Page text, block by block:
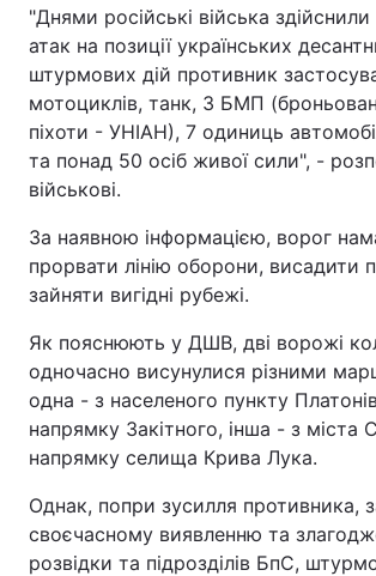
"Днями російські війська здійснили
атак на позиції українських
штурмових дій противник
мотоциклів, танк, 3 БМП
піхоти - УНІАН), 7 одиниць
та понад 50 осіб живої сили", -
військові.
За наявною інформацією, ворог
прорвати лінію оборони, висадити
зайняти вигідні рубежі.
Як пояснюють у ДШВ, дві ворожі
одночасно висунулися різними
одна - з населеного пункту
напрямку Закітного, інша - з міста
напрямку селища Крива Лука.
Однак, попри зусилля противника,
своєчасному виявленню та
розвідки та підрозділів БпС,